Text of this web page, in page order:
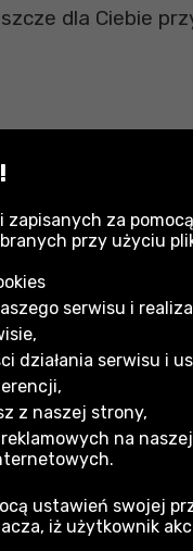
dla Ciebie
Reklamacja
Regulamin sklepu
Opinie
za
przy użyciu
serwisu i
działania serwisu i
z naszej strony,
na
ustawień swojej
iż użytkownik